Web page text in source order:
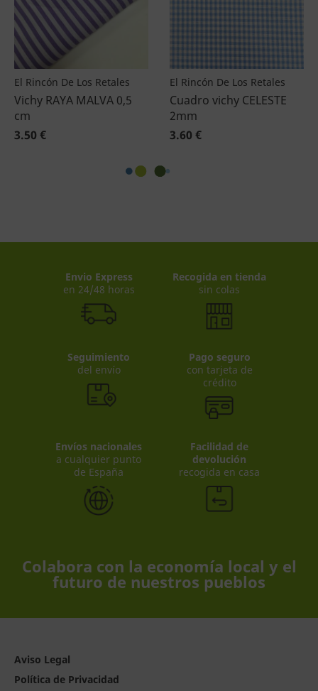
El Rincón De Los Retales
Vichy RAYA MALVA 0,5
cm
3.50 €
El Rincón De Los Retales
Cuadro vichy CELESTE
2mm
3.60 €
Envio Express
en 24/48 horas
Recogida en tienda
sin colas
Seguimiento
del envío
Pago seguro
con tarjeta de
crédito
Envíos nacionales
a cualquier punto
de España
Facilidad de
devolución
recogida en casa
Colabora con la economía local y el
futuro de nuestros pueblos
Aviso Legal
Política de Privacidad